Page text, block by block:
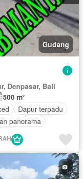
Gudang
Denpasar, Bali
500 m²
Dapur terpadu
panorama